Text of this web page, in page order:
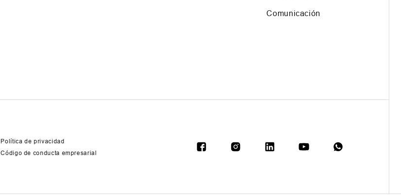
Comunicación
Política de privacidad
Código de conducta empresarial